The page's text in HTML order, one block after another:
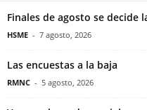
Finales de agosto se decide
HSME - 7 agosto, 2026
Las encuestas a la baja
RMNC - 5 agosto, 2026